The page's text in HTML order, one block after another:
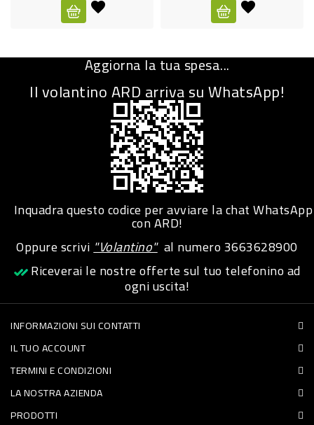
SANITARI
IGIENE
PETS
ACCESSORI
PET
FOOD
FRESCHI
Aggiorna la tua spesa...
Il volantino ARD arriva su WhatsApp!
Inquadra questo codice per avviare la chat WhatsApp
con ARD!
Oppure scrivi"Volantino"al numero3663628900
Riceverai le nostre offerte sul tuo telefonino ad
ogni uscita!
INFORMAZIONI SUI CONTATTI
IL TUO ACCOUNT
TERMINI E CONDIZIONI
LA NOSTRA AZIENDA
PRODOTTI